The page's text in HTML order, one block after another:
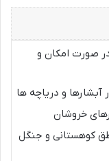
صورت امکان و
آبشارها و دریاچه ها
خروشان
کوهستانی و جنگل